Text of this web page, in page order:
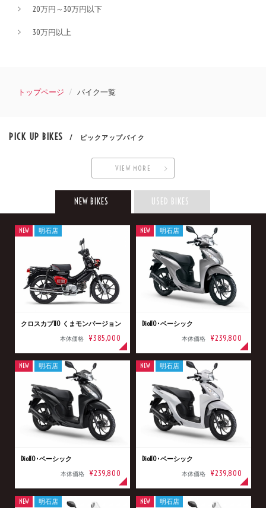
20万円～30万円以下
30万円以上
トップページ バイク一覧
PICK UP BIKES / ピックアップバイク
VIEW MORE
NEW BIKES USED BIKES
クロスカブ110 くまモンバージョン
本体価格 ¥385,000
NEW 明石店
Dio110･ベーシック
本体価格 ¥239,800
NEW 明石店
Dio110･ベーシック
本体価格 ¥239,800
NEW 明石店
Dio110･ベーシック
本体価格 ¥239,800
NEW 明石店
NEW 明石店 NEW 明石店